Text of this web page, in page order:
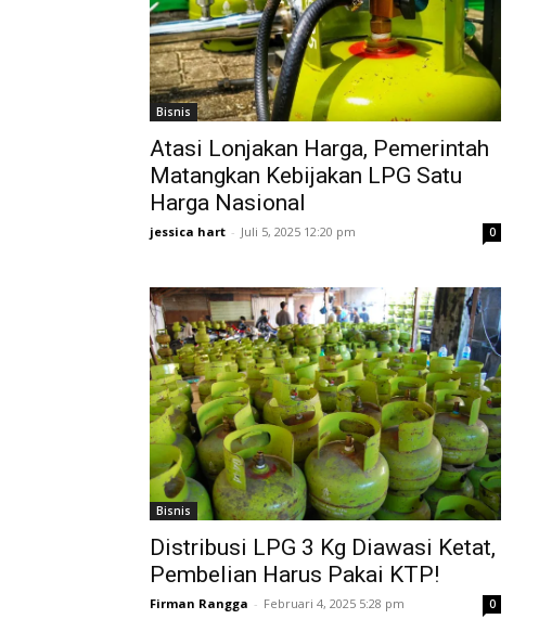
Bisnis
Atasi Lonjakan Harga, Pemerintah
Matangkan Kebijakan LPG Satu
Harga Nasional
jessica hart - Juli 5, 2025 12:20 pm 0
Bisnis
Distribusi LPG 3 Kg Diawasi Ketat,
Pembelian Harus Pakai KTP!
Firman Rangga - Februari 4, 2025 5:28 pm 0